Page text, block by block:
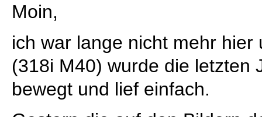
Moin,
ich war lange nicht mehr
(318i M40) wurde die letzten
bewegt und lief einfach.